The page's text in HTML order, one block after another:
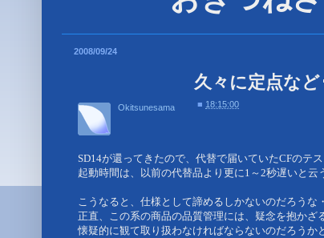
2008/09/24
久々に定点など
SD14が還ってきたので、代替で届いていたCFのテ
起動時間は、以前の代替品より更に1～2秒遅いと
こうなると、仕様として諦めるしかないのだろうな
正直、この系の商品の品質管理には、疑念を抱かざ
懐疑的に観て取り扱わなければならないのだろうか
Okitsunesama ■ 18:15:00